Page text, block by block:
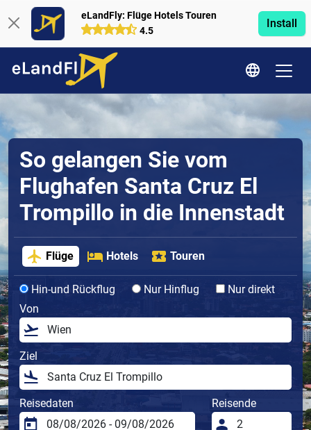
eLandFly: Flüge Hotels Touren
4.5
Install
So gelangen Sie vom
Flughafen Santa Cruz El
Trompillo in die Innenstadt
Flüge Hotels Touren
Hin-und Rückflug Nur Hinflug
Nur direkt
Von
Ziel
Reisedaten Reisende